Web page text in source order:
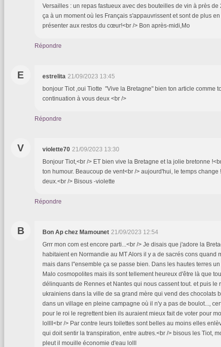
Versailles : un repas fastueux avec des bouteilles de vin à près
ça à un moment où les Français s'appauvrissent et sont de plus
présenter aux restos du cœur!<br /> Bon après-midi,Mo
Répondre
E estrelita 21/09/2023 13:45
bonjour Tiot ,oui Tiotte "Vive la Bretagne" bien ton article comme
continuation à vous deux <br />
Répondre
V violette70 21/09/2023 13:30
Bonjour Tiot,<br /> ET bien vive la Bretagne et la jolie bretonne
ton humour. Beaucoup de vent<br /> aujourd'hui, le temps change
deux.<br /> Bisous -violette
Répondre
B Bon Ap chez Mamounet 21/09/2023 12:54
Grrr mon com est encore parti...<br /> Je disais que j'adore la
habitaient en Normandie au MT Alors il y a de sacrés cons quand
mais dans l"ensemble ça se passe bien. Dans les hautes terres
Malo cosmopolites mais ils sont tellement heureux d'être là que
délinquants de Rennes et Nantes qui nous cassent tout. et puis le
ukrainiens dans la ville de sa grand mère qui vend des chocolats
dans un village en pleine campagne où il n'y a pas de boulot...,
pour le roi le regrettent bien ils auraient mieux fait de voter pour
lollll<br /> Par contre leurs toilettes sont belles au moins elles
qui doit sentir la transpiration, entre autres.<br /> bisous les Tiot,
pleut il mouille économie d'eau lolll